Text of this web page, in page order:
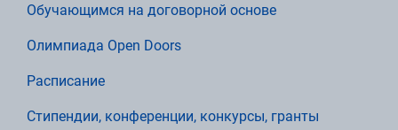
Обучающимся на договорной основе
Олимпиада Open Doors
Расписание
Стипендии, конференции, конкурсы, гранты